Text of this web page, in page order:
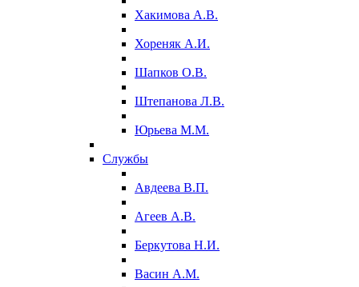
Хакимова А.В.
Хореняк А.И.
Шапков О.В.
Штепанова Л.В.
Юрьева М.М.
Службы
Авдеева В.П.
Агеев А.В.
Беркутова Н.И.
Васин А.М.